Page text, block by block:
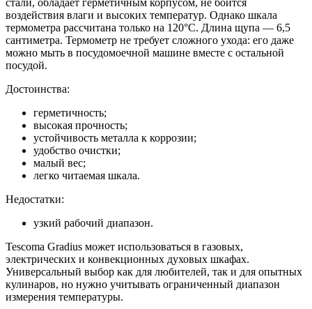
стали, обладает герметичным корпусом, не боится
воздействия влаги и высоких температур. Однако шкала
термометра рассчитана только на 120°С. Длина щупа — 6,5
сантиметра. Термометр не требует сложного ухода: его даже
можно мыть в посудомоечной машине вместе с остальной
посудой.
Достоинства:
герметичность;
высокая прочность;
устойчивость металла к коррозии;
удобство очистки;
малый вес;
легко читаемая шкала.
Недостатки:
узкий рабочий диапазон.
Tescoma Gradius может использоваться в газовых,
электрических и конвекционных духовых шкафах.
Универсальный выбор как для любителей, так и для опытных
кулинаров, но нужно учитывать ограниченный диапазон
измерения температуры.